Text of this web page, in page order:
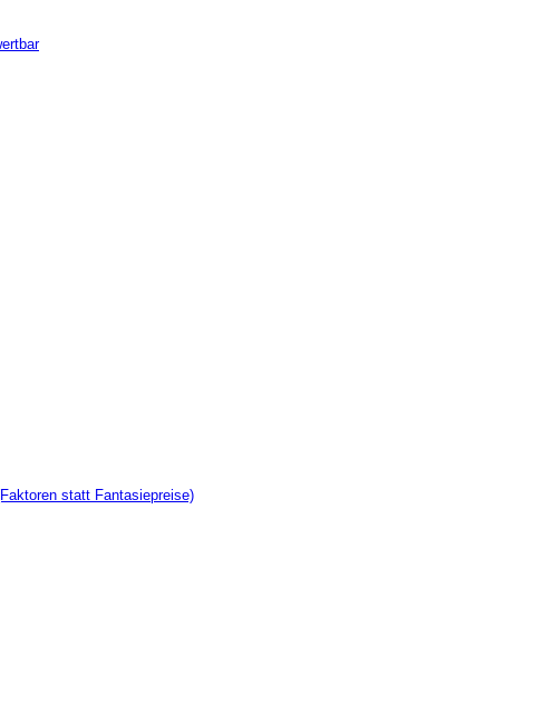
statt Fantasiepreise)